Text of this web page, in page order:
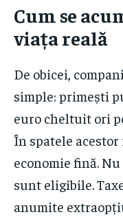
Cum se
viața reală
De obicei,
simple: primești
euro cheltuit ori
În spatele acestor
economie fină.
sunt eligibile.
anumite